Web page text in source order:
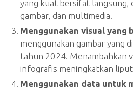
yang kuat bersifat langsung,
gambar, dan multimedia.
Menggunakan visual yang
menggunakan gambar yang
tahun 2024. Menambahkan
infografis meningkatkan
Menggunakan data untuk